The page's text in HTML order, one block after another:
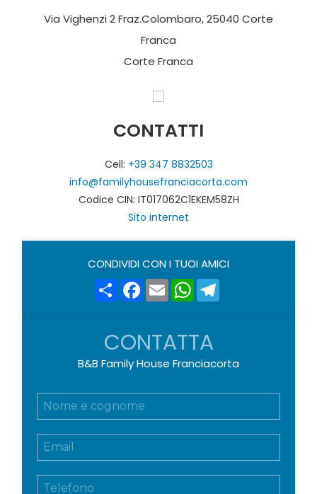
Via Vighenzi 2 Fraz.Colombaro, 25040 Corte
Franca
Corte Franca
CONTATTI
Cell: +39 347 8832503
info@familyhousefranciacorta.com
Codice CIN: IT017062C1EKEM58ZH
Sito internet
CONDIVIDI CON I TUOI AMICI
ShareFacebook
EmailWhatsApp
CONTATTA
B&B Family House Franciacorta
N
o
E
m
T